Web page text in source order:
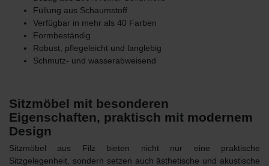
Füllung aus Schaumstoff
Verfügbar in mehr als 40 Farben
Formbeständig
Robust, pflegeleicht und langlebig
Schmutz- und wasserabweisend
Sitzmöbel mit besonderen
Eigenschaften, praktisch mit modernem
Design
Sitzmöbel aus Filz bieten nicht nur eine praktische
Sitzgelegenheit, sondern setzen auch ästhetische und akustische